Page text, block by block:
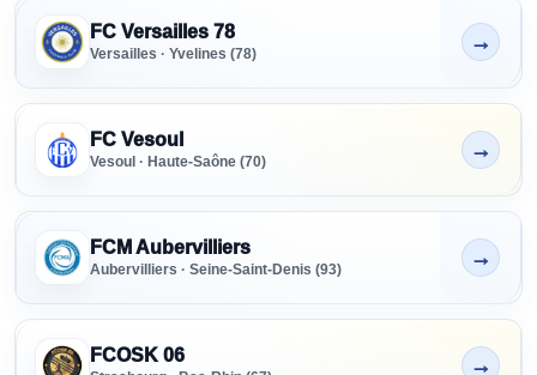
FC Versailles 78
Versailles · Yvelines (78)
Non indiqué
→
FC Vesoul
Vesoul · Haute-Saône (70)
Non indiqué
→
FCM Aubervilliers
Aubervilliers · Seine-Saint-Denis (93)
Non indiqué
→
FCOSK 06
Non indiqué
→